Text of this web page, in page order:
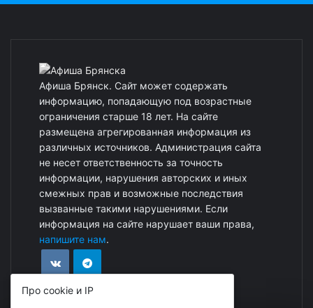
Афиша Брянск. Сайт может содержать
информацию, попадающую под возрастные
ограничения старше 18 лет. На сайте
размещена агрегированная информация из
различных источников. Администрация сайта
не несет ответственность за точность
информации, нарушения авторских и иных
смежных прав и возможные последствия
вызванные такими нарушениями. Если
информация на сайте нарушает ваши права,
напишите нам.
Про cookie и IP